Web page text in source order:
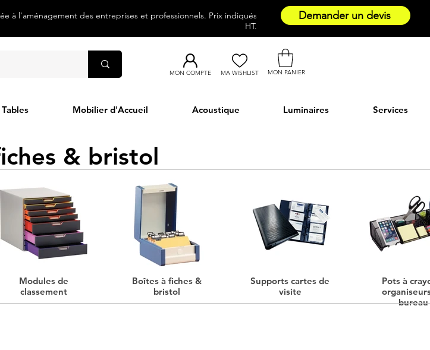
à l'aménagement des entreprises et professionnels. Prix indiqués
HT.
Demander un devis
MON COMPTE MA WISHLIST MON PANIER
Tables Mobilier d'Accueil Acoustique Luminaires Services
& bristol
Modules de
classement
Boîtes à fiches &
bristol
Supports cartes de
visite
Pots à
bureau